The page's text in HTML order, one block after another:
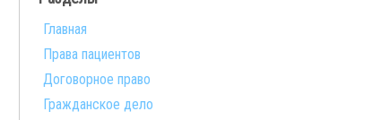
Главная
Права пациентов
Договорное право
Гражданское дело